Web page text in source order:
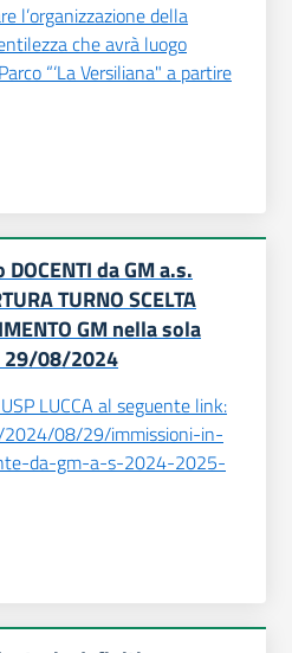
l’organizzazione della
che avrà luogo
“‘La Versiliana" a partire
da GM a.s.
TURNO SCELTA
GM nella sola
29/08/2024
LUCCA al seguente link:
08/29/immissioni-in-
da-gm-a-s-2024-2025-